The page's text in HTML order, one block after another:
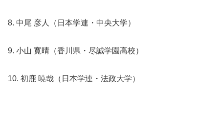
8. 中尾 彦人（日本学連・中央大学）
9. 小山 寛晴（香川県・尽誠学園高校）
10. 初鹿 暁哉（日本学連・法政大学）